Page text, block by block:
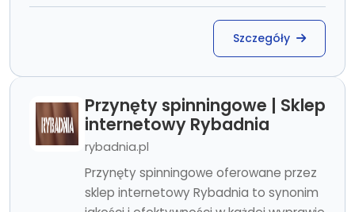
Szczegóły
Przynęty spinningowe | Sklep
internetowy Rybadnia
rybadnia.pl
Przynęty spinningowe oferowane przez
sklep internetowy Rybadnia to synonim